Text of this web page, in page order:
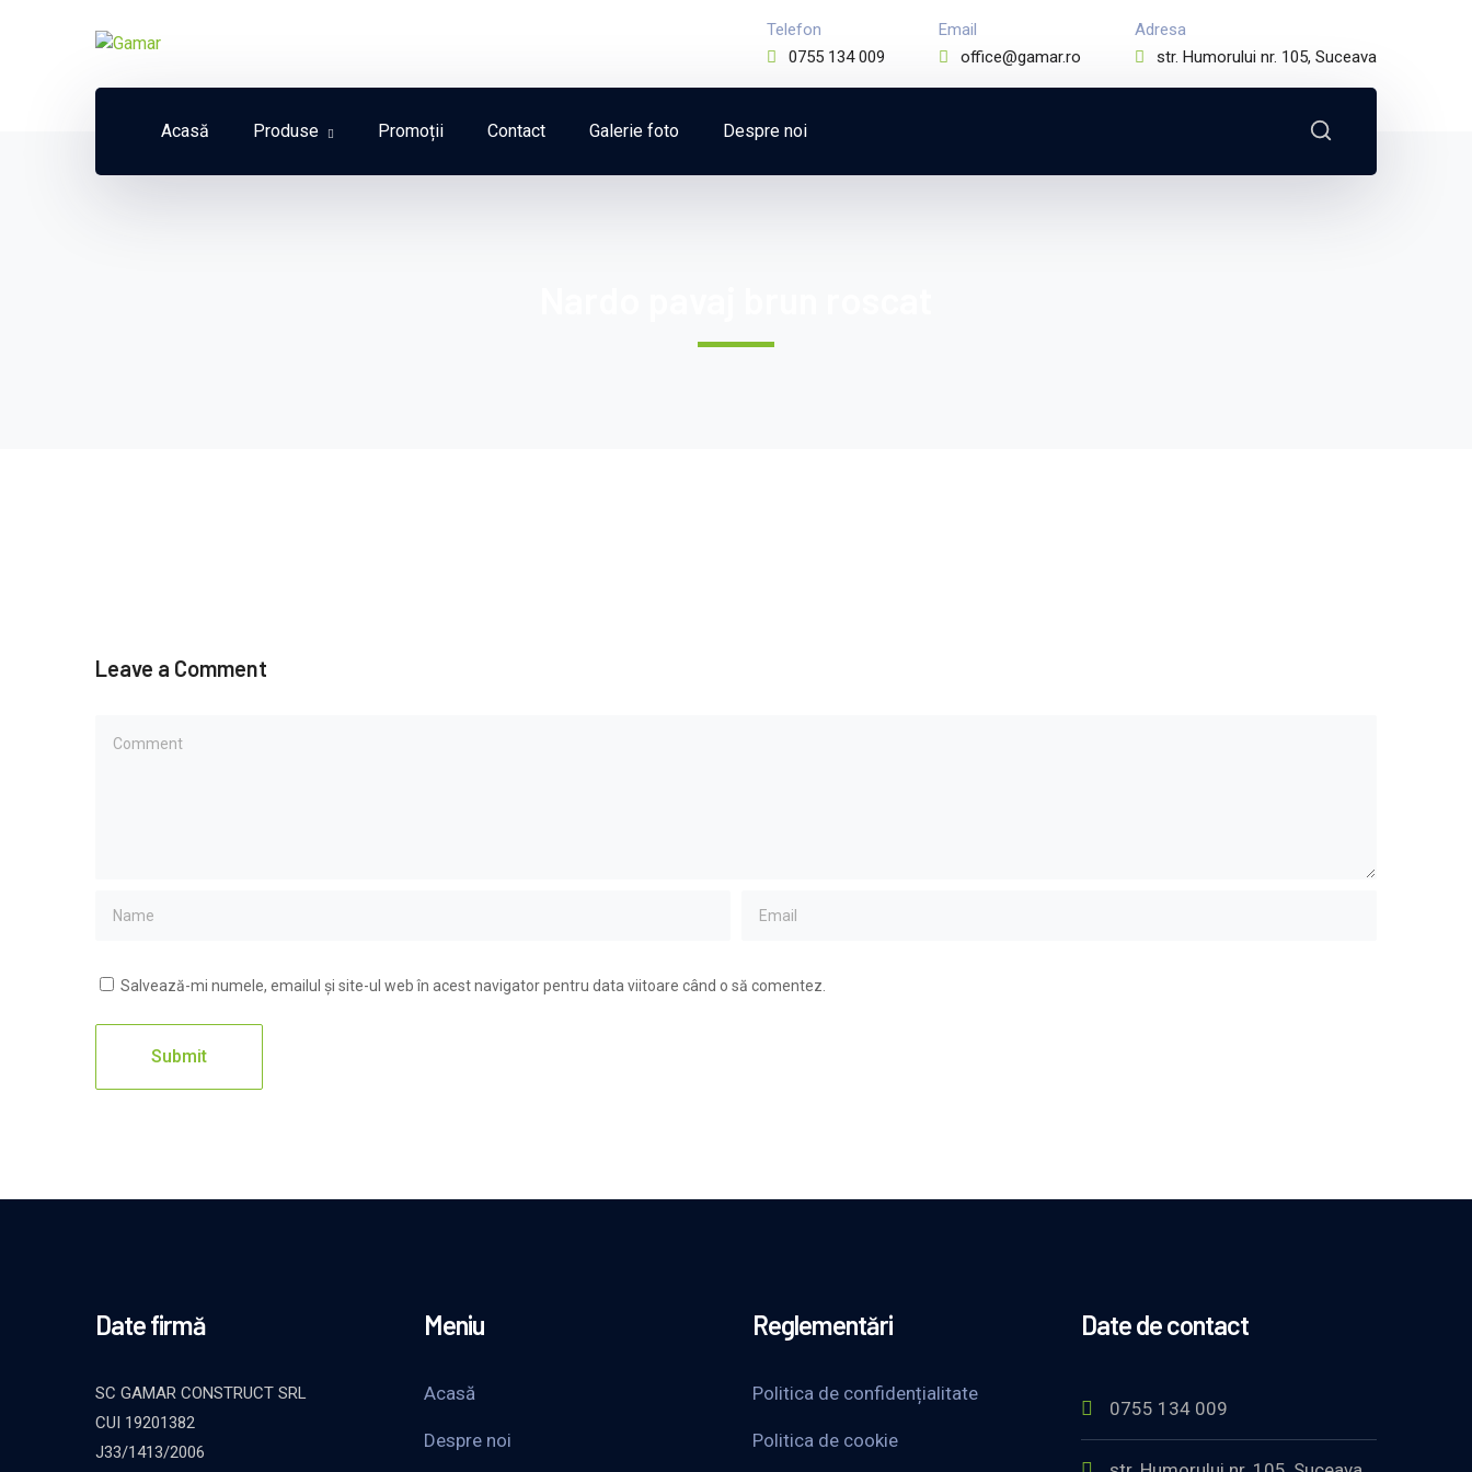
Telefon
0755 134 009
Email
office@gamar.ro
Adresa
str. Humorului nr. 105, Suceava
Acasă Produse Promoții Contact Galerie foto Despre noi
Leave a Comment
Salvează-mi numele, emailul și site-ul web în acest navigator pentru data viitoare când o să comentez.
Date firmă
SC GAMAR CONSTRUCT SRL
CUI 19201382
J33/1413/2006
Meniu
Acasă
Despre noi
Reglementări
Politica de confidențialitate
Politica de cookie
Date de contact
0755 134 009